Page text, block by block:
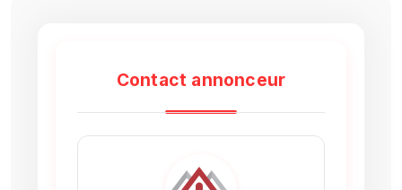
Contact annonceur